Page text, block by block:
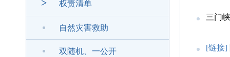
> 权责清单
自然灾害救助
双随机、一公开
三门
[链接]